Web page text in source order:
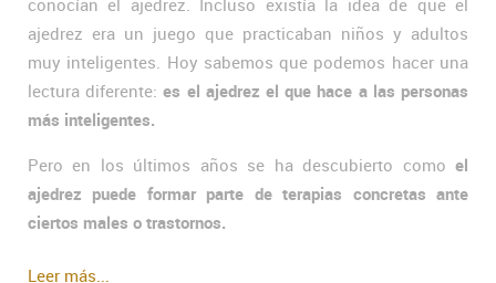
ajedrez era un juego que practicaban niños y adultos
muy inteligentes. Hoy sabemos que podemos hacer una
lectura diferente:es el ajedrez el que hace a las personas
más inteligentes.
Pero en los últimos años se ha descubierto como el
ajedrez puede formar parte de terapias concretas ante
ciertos males o trastornos.
Leer más...